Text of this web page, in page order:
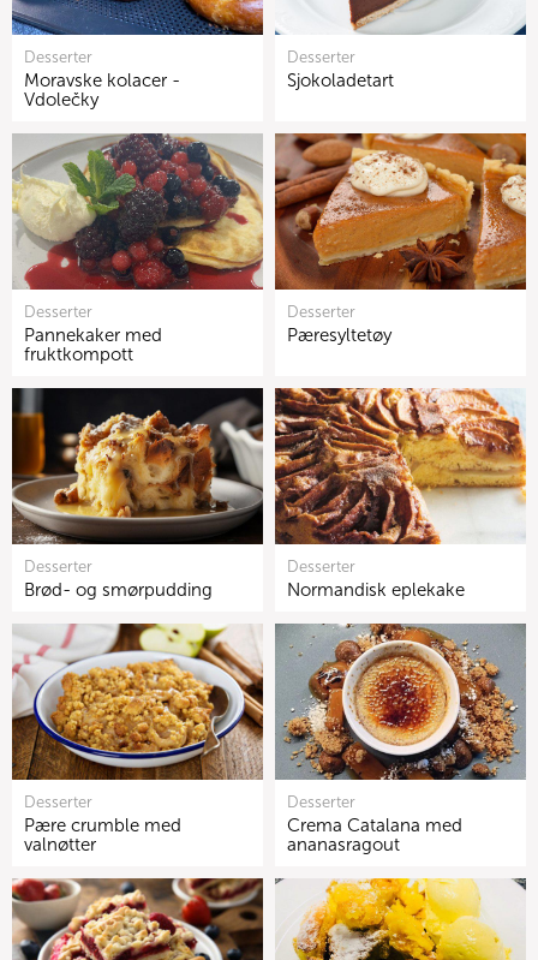
Desserter
Moravske kolacer -
Vdolečky
Desserter
Sjokoladetart
Desserter
Pannekaker med
fruktkompott
Desserter
Pæresyltetøy
Desserter
Brød- og smørpudding
Desserter
Normandisk eplekake
Desserter
Pære crumble med
valnøtter
Desserter
Crema Catalana med
ananasragout